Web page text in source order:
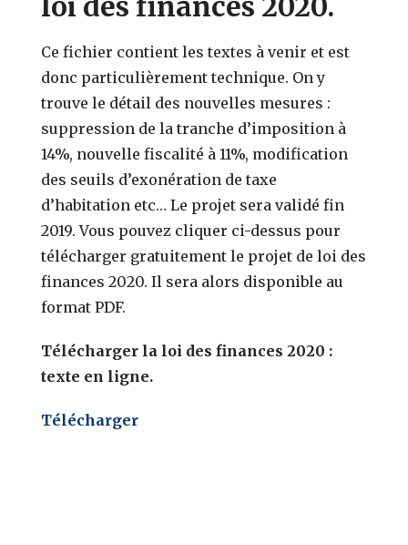
Ce fichier contient les textes à venir et est
donc particulièrement technique. On y
trouve le détail des nouvelles mesures :
suppression de la tranche d’imposition à
14%, nouvelle fiscalité à 11%, modification
des seuils d’exonération de taxe
d’habitation etc… Le projet sera validé fin
2019. Vous pouvez cliquer ci-dessus pour
télécharger gratuitement le projet de loi des
finances 2020. Il sera alors disponible au
format PDF.
Télécharger la loi des finances 2020 :
texte en ligne.
Télécharger